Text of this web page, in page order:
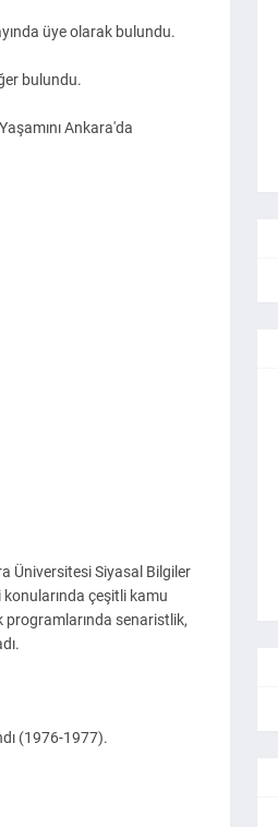
üye olarak bulundu.
bulundu.
Ankara'da
Üniversitesi Siyasal Bilgiler
çeşitli kamu
programlarında senaristlik,
(1976-1977).